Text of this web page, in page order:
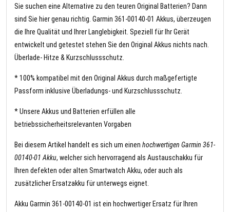
Sie suchen eine Alternative zu den teuren Original Batterien? Dann
sind Sie hier genau richtig. Garmin 361-00140-01 Akkus, überzeugen
die Ihre Qualität und Ihrer Langlebigkeit. Speziell für Ihr Gerät
entwickelt und getestet stehen Sie den Original Akkus nichts nach.
Überlade- Hitze & Kurzschlussschutz.
* 100% kompatibel mit den Original Akkus durch maßgefertigte
Passform inklusive Überladungs- und Kurzschlussschutz.
* Unsere Akkus und Batterien erfüllen alle
betriebssicherheitsrelevanten Vorgaben
Bei diesem Artikel handelt es sich um einen hochwertigen Garmin 361-
00140-01 Akku, welcher sich hervorragend als Austauschakku für
Ihren defekten oder alten Smartwatch Akku, oder auch als
zusätzlicher Ersatzakku für unterwegs eignet.
Akku Garmin 361-00140-01 ist ein hochwertiger Ersatz für Ihren